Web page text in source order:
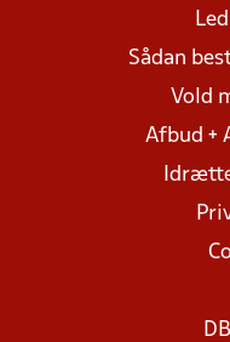
Sådan
Vold
Afbud +